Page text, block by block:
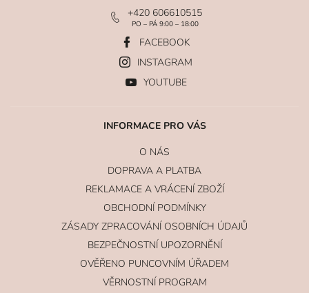
+420 606610515
PO – PÁ 9:00 – 18:00
FACEBOOK
INSTAGRAM
YOUTUBE
INFORMACE PRO VÁS
O NÁS
DOPRAVA A PLATBA
REKLAMACE A VRÁCENÍ ZBOŽÍ
OBCHODNÍ PODMÍNKY
ZÁSADY ZPRACOVÁNÍ OSOBNÍCH ÚDAJŮ
BEZPEČNOSTNÍ UPOZORNĚNÍ
OVĚŘENO PUNCOVNÍM ÚŘADEM
VĚRNOSTNÍ PROGRAM